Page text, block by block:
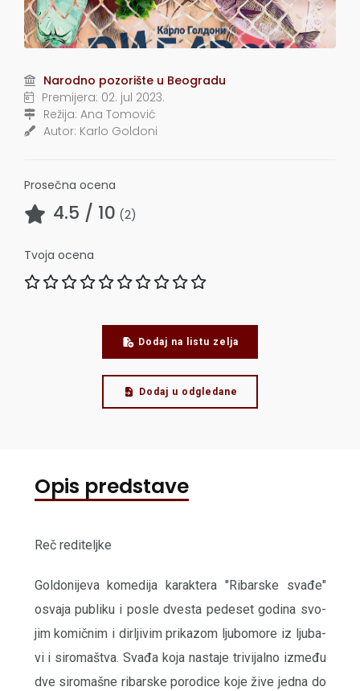
Narodno pozorište u Beogradu
Premijera: 02. jul 2023.
Režija: Ana Tomo­vić
Autor: Karlo Goldoni
Prosečna ocena
4.5 / 10 (2)
Tvoja ocena
Dodaj na listu zelja
Dodaj u odgledane
Opis predstave
Reč redi­telj­ke
Gol­do­ni­je­va kome­di­ja karak­te­ra "Ribar­ske sva­đe"
osva­ja publi­ku i posle dve­sta pede­set godi­na svo­
jim komič­nim i dir­lji­vim pri­ka­zom ljubo­mo­re iz ljuba­
vi i siro­ma­štva. Sva­đa koja nasta­je tri­vi­jal­no izme­đu
dve siro­ma­šne ribar­ske poro­di­ce koje žive jed­na do